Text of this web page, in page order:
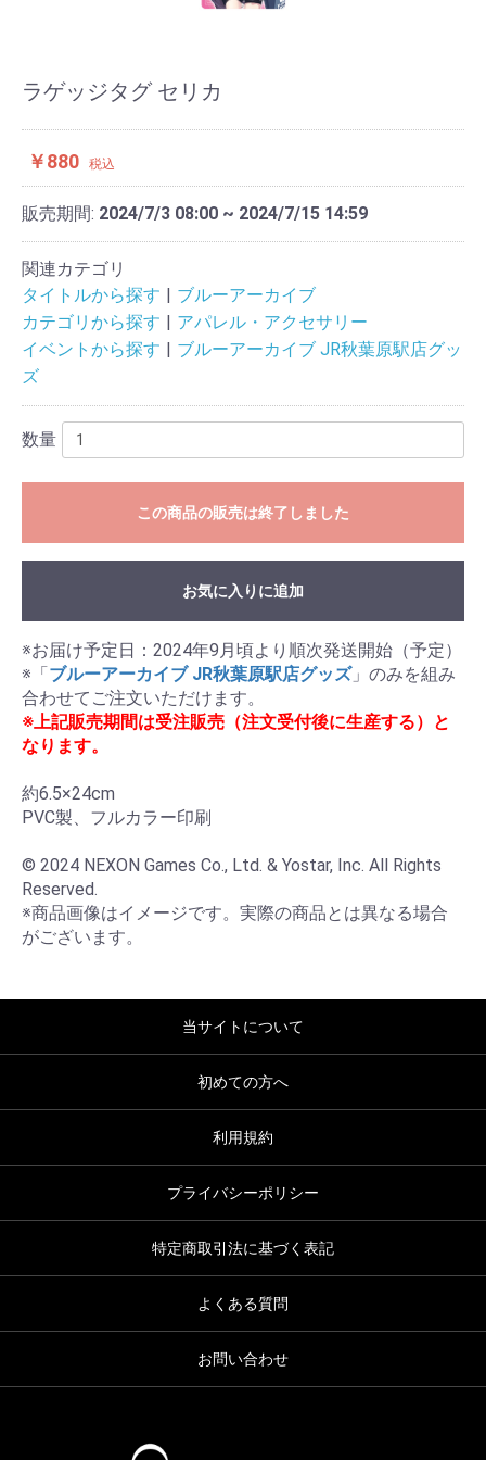
ラゲッジタグ セリカ
￥880 税込
販売期間: 2024/7/3 08:00 ~ 2024/7/15 14:59
関連カテゴリ
タイトルから探す
ブルーアーカイブ
カテゴリから探す
アパレル・アクセサリー
イベントから探す
ブルーアーカイブ JR秋葉原駅店グッ
ズ
数量
この商品の販売は終了しました
お気に入りに追加
※お届け予定日：2024年9月頃より順次発送開始（予定）
※「ブルーアーカイブ JR秋葉原駅店グッズ」のみを組み
※上記販売期間は受注販売（注文受付後に生産する）と
なります。
約6.5×24cm
PVC製、フルカラー印刷
© 2024 NEXON Games Co., Ltd. & Yostar, Inc. All Rights
Reserved.
※商品画像はイメージです。実際の商品とは異なる場合
がございます。
当サイトについて
初めての方へ
利用規約
プライバシーポリシー
特定商取引法に基づく表記
よくある質問
お問い合わせ